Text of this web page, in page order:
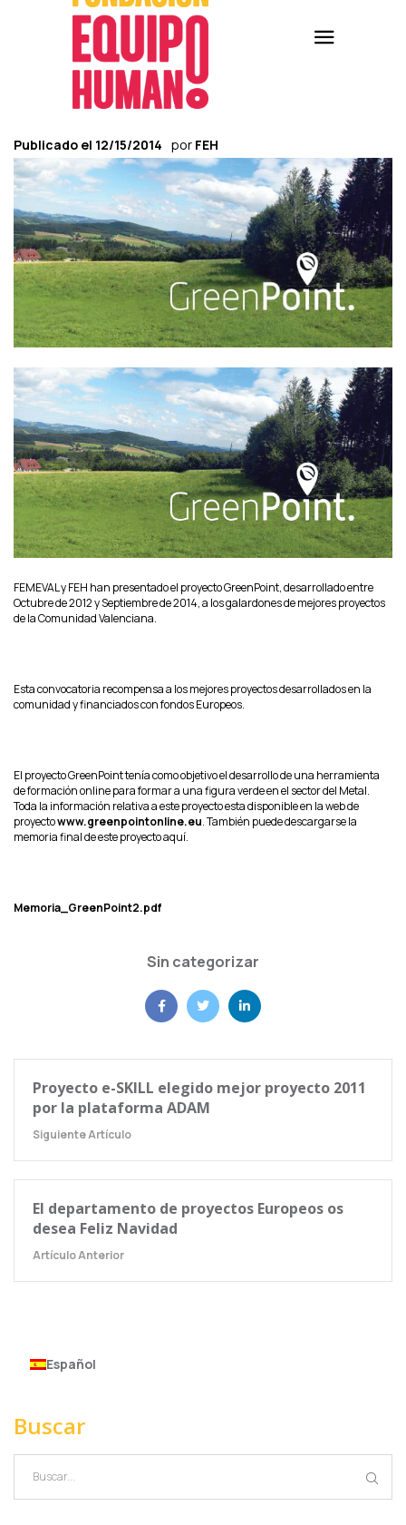
Publicado el 12/15/2014 por FEH
FEMEVAL y FEH han presentado el proyecto GreenPoint, desarrollado entre
Octubre de 2012 y Septiembre de 2014, a los galardones de mejores proyectos
de la Comunidad Valenciana.
Esta convocatoria recompensa a los mejores proyectos desarrollados en la
comunidad y financiados con fondos Europeos.
El proyecto GreenPoint tenía como objetivo el desarrollo de una herramienta
de formación online para formar a una figura verde en el sector del Metal.
Toda la información relativa a este proyecto esta disponible en la web de
proyectowww.greenpointonline.eu. También puede descargarse la
memoria final de este proyecto aquí.
Memoria_GreenPoint2.pdf
Sin categorizar
Proyecto e-SKILL elegido mejor proyecto 2011
por la plataforma ADAM
Siguiente Artículo
El departamento de proyectos Europeos os
desea Feliz Navidad
Artículo Anterior
Español
Buscar